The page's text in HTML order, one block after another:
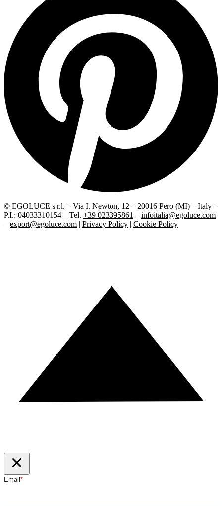
© EGOLUCE s.r.l. – Via I. Newton, 12 – 20016 Pero (MI) – Italy –
P.I.: 04033310154 – Tel. +39 023395861 – infoitalia@egoluce.com
– export@egoluce.com | Privacy Policy | Cookie Policy